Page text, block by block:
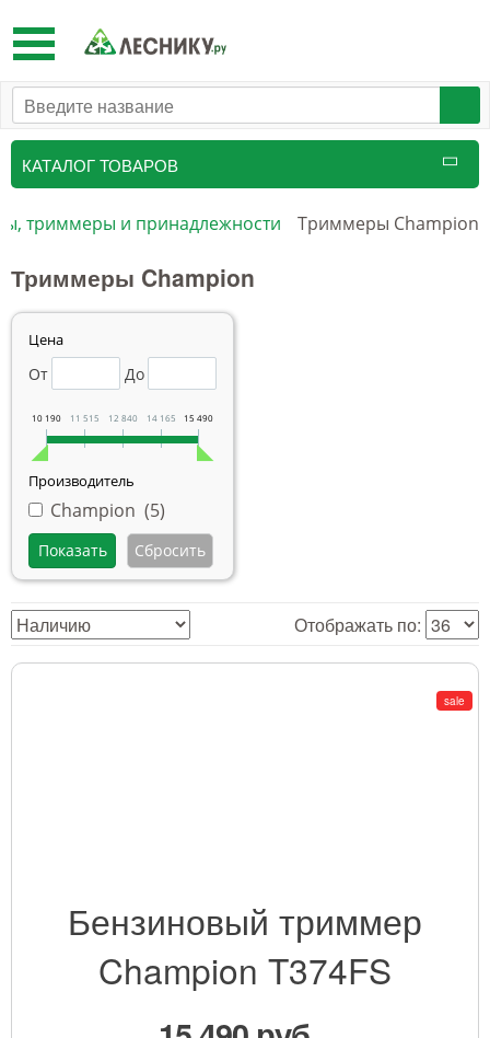
Toggle
navigation
КАТАЛОГ ТОВАРОВ
триммеры и принадлежности Триммеры Champion
Триммеры Champion
Цена
От До
10 190 11 515 12 840 14 165 15 490
Производитель
Champion (5)
Отображать по:
sale
Бензиновый триммер
Champion T374FS